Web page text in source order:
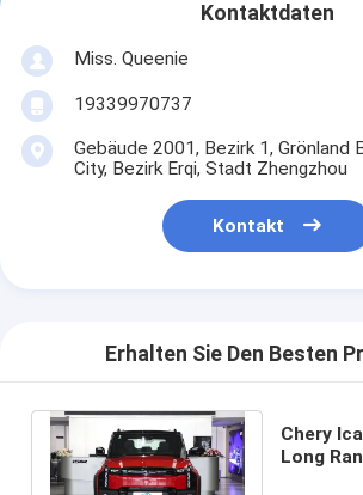
Kontaktdaten
Miss. Queenie
19339970737
Gebäude 2001, Bezirk 1, Grönland
City, Bezirk Erqi, Stadt Zhengzhou
Kontakt
Erhalten Sie Den Besten
Chery
Long